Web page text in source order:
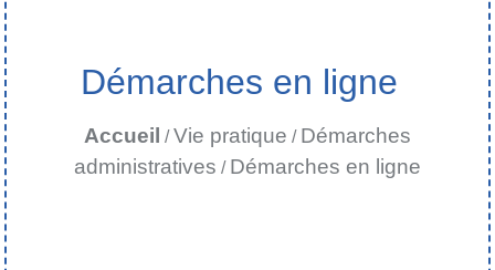
Démarches en ligne
Accueil /Vie pratique / Démarches
administratives / Démarches en ligne